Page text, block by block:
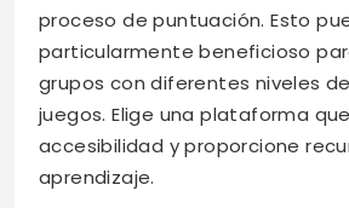
proceso de puntuación. Esto
particularmente beneficioso
grupos con diferentes niveles
juegos. Elige una plataforma
accesibilidad y proporcione
aprendizaje.